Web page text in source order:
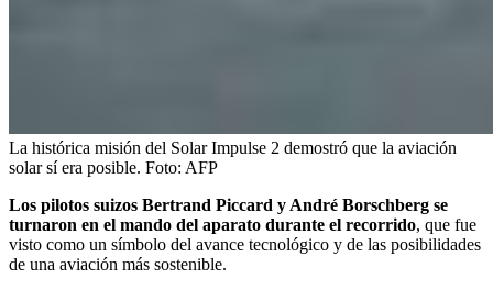
La histórica misión del Solar Impulse 2 demostró que la aviación
solar sí era posible. Foto: AFP
Los pilotos suizos Bertrand Piccard y André Borschberg se
turnaron en el mando del aparato durante el recorrido, que fue
visto como un símbolo del avance tecnológico y de las posibilidades
de una aviación más sostenible.